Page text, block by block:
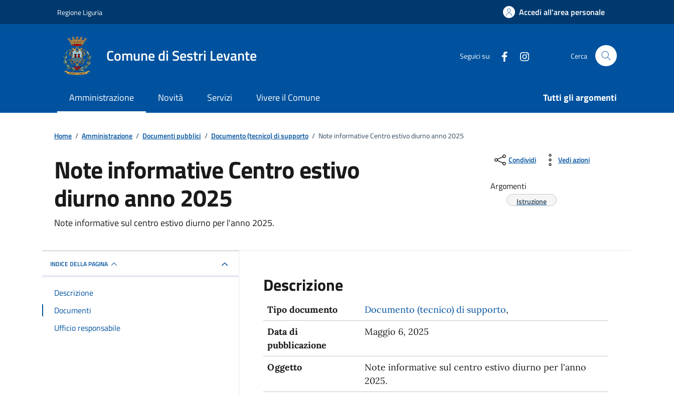
Regione Liguria Accedi all'area personale
Comune di Sestri Levante Seguici su: Facebook Cerca
Amministrazione Novità Servizi Vivere il Comune Tutti gli argomenti
Home / Amministrazione / Documenti pubblici / Documento (tecnico) di supporto / Note informative Centro estivo diurno anno 2025
Note informative Centro estivo
diurno anno 2025
Dettagli del documento
Note informative sul centro estivo diurno per l'anno 2025.
Condividi Vedi azioni
Argomenti
Istruzione
INDICE DELLA PAGINA
Descrizione
Documenti
Ufficio responsabile
Descrizione
Tipo documento Documento (tecnico) di supporto,
Data di
pubblicazione
Maggio 6, 2025
Oggetto
Note informative sul centro estivo diurno per l'anno
2025.